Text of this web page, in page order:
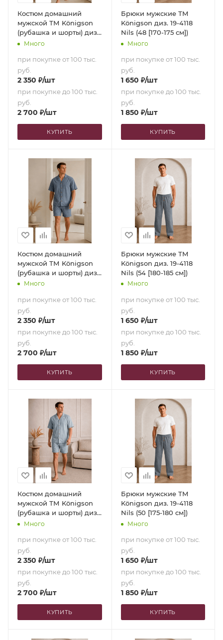
Костюм домашний
мужской ТМ Königson
(рубашка и шорты) диз.
19-4118 Nils (48 [170-175
Много
при покупке от 100 тыс.
руб.
2 350 ₽/шт
при покупке до 100 тыс.
руб.
2 700 ₽/шт
КУПИТЬ
Брюки мужские ТМ
Königson диз. 19-4118
Nils (48 [170-175 см])
Много
при покупке от 100 тыс.
руб.
1 650 ₽/шт
при покупке до 100 тыс.
руб.
1 850 ₽/шт
КУПИТЬ
Костюм домашний
мужской ТМ Königson
(рубашка и шорты) диз.
19-4118 Nils (54 [180-185
Много
при покупке от 100 тыс.
руб.
2 350 ₽/шт
при покупке до 100 тыс.
руб.
2 700 ₽/шт
КУПИТЬ
Брюки мужские ТМ
Königson диз. 19-4118
Nils (54 [180-185 см])
Много
при покупке от 100 тыс.
руб.
1 650 ₽/шт
при покупке до 100 тыс.
руб.
1 850 ₽/шт
КУПИТЬ
Костюм домашний
мужской ТМ Königson
(рубашка и шорты) диз.
15-4030 Himlen (54 [180-
Много
при покупке от 100 тыс.
руб.
2 350 ₽/шт
при покупке до 100 тыс.
руб.
2 700 ₽/шт
КУПИТЬ
Брюки мужские ТМ
Königson диз. 19-4118
Nils (50 [175-180 см])
Много
при покупке от 100 тыс.
руб.
1 650 ₽/шт
при покупке до 100 тыс.
руб.
1 850 ₽/шт
КУПИТЬ